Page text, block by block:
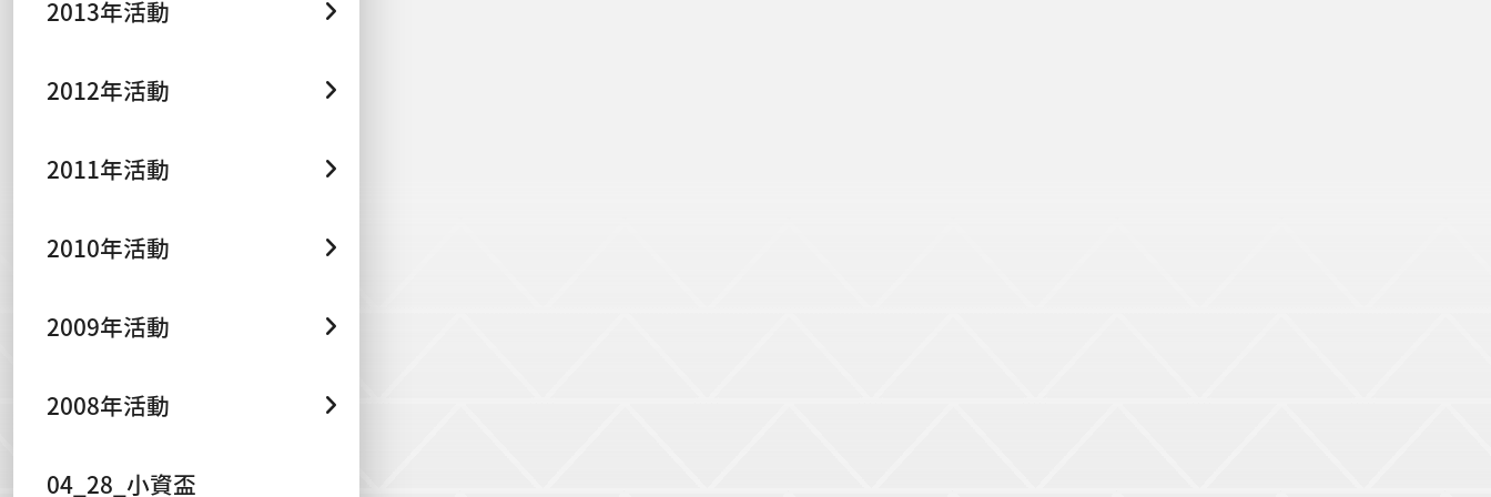
2013年活動
2012年活動
2011年活動
2010年活動
2009年活動
2008年活動
04_28_小資盃